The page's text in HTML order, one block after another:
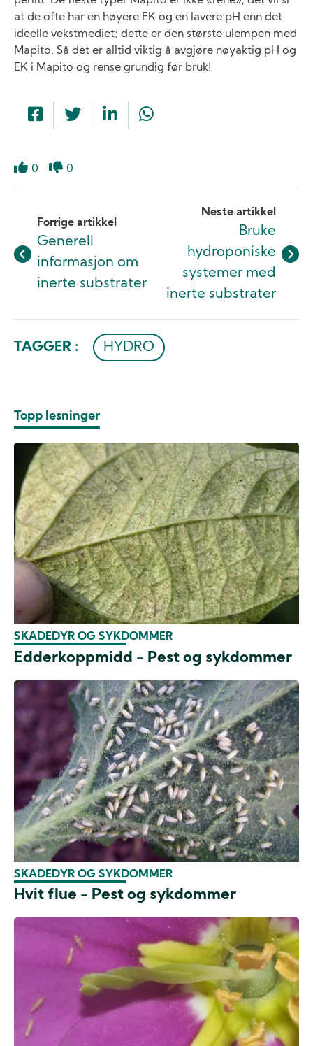
at de ofte har en høyere EK og en lavere pH enn det
ideelle vekstmediet; dette er den største ule­mpen med
Mapito. Så det er alltid vik­tig å avgjøre nøyaktig pH og
EK i Mapito og rense grundig før bruk!
0 0
Forrige artikkel
Generell
informasjon om
inerte substrater
Neste artikkel
Bruke
hydroponiske
systemer med
inerte substrater
TAGGER : HYDRO
Topp lesninger
SKADEDYR OG SYKDOMMER
Edderkoppmidd - Pest og sykdommer
SKADEDYR OG SYKDOMMER
Hvit flue - Pest og sykdommer